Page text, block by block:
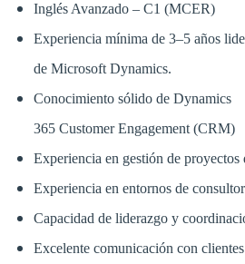
Inglés Avanzado – C1 (MCER)
Experiencia mínima de 3–5 años
de Microsoft Dynamics.
Conocimiento sólido de Dynamics
365 Customer Engagement (CRM)
Experiencia en gestión de proyectos
Experiencia en entornos de
Capacidad de liderazgo y
Excelente comunicación con